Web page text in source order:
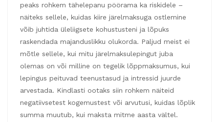
peaks rohkem tähelepanu pöörama ka riskidele –
näiteks sellele, kuidas kiire järelmaksuga ostlemine
võib juhtida üleliigsete kohustusteni ja lõpuks
raskendada majanduslikku olukorda. Paljud meist ei
mõtle sellele, kui mitu järelmaksulepingut juba
olemas on või milline on tegelik lõppmaksumus, kui
lepingus peituvad teenustasud ja intressid juurde
arvestada. Kindlasti ootaks siin rohkem näiteid
negatiivsetest kogemustest või arvutusi, kuidas lõplik
summa muutub, kui maksta mitme aasta vältel.